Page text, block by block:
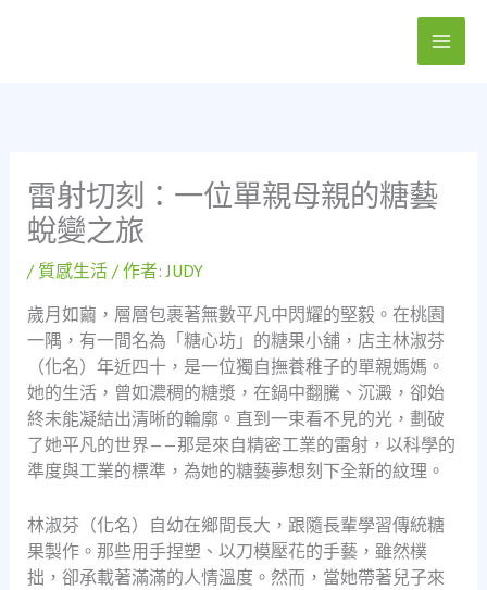
雷射切刻：一位單親母親的糖藝
蛻變之旅
/ 質感生活/ 作者:JUDY
歲月如繭，層層包裹著無數平凡中閃耀的堅毅。在桃園
一隅，有一間名為「糖心坊」的糖果小舖，店主林淑芬
（化名）年近四十，是一位獨自撫養稚子的單親媽媽。
她的生活，曾如濃稠的糖漿，在鍋中翻騰、沉澱，卻始
終未能凝結出清晰的輪廓。直到一束看不見的光，劃破
了她平凡的世界——那是來自精密工業的雷射，以科學的
準度與工業的標準，為她的糖藝夢想刻下全新的紋理。
林淑芬（化名）自幼在鄉間長大，跟隨長輩學習傳統糖
果製作。那些用手捏塑、以刀模壓花的手藝，雖然樸
拙，卻承載著滿滿的人情溫度。然而，當她帶著兒子來